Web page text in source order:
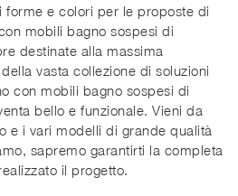
forme e colori per le proposte di
mobili bagno sospesi di
destinate alla massima
vasta collezione di soluzioni
con mobili bagno sospesi di
bello e funzionale. Vieni da
e i vari modelli di grande qualità
sapremo garantirti la completa
il progetto.